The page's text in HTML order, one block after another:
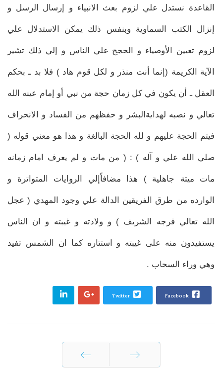
القاعدة نستدل علي لزوم بعث الانبياء و إرسال الرسل و
إنزال الكتب السماوية وبنفس ذلك يمكن الاستدلال علي
لزوم تعيين الأوصياء و الحجج علي الناس و إلي ذلك تشير
الآية الكريمة (إنما أنت منذر و لكل قوم هاد ) فلا بد ـ بحكم
العقل ـ أن يكون في كل زمان حجة من نبي أو إمام عينه الله
تعالي و نصبه لهداية‌البشر و حفظهم من الفساد و الانحراف
فيتم الحجة عليهم و لله الحجة البالغة و هذا هو معني قوله (
صلي الله علي و آله ) : ( من مات و لم يعرف امام زمانه
مات ميتة جاهلية ) هذا مضافاًإلي الروايات المتواترة و
الوارده من طرق الفريقين الدالة علي وجود المهدي ( عجل
الله تعالي فرجه الشريف ) و ولادته و غيبته و ان الناس
يستفيدون منه علی غيبته و استتاره كما ان الشمس تفيد
وهي وراء السحاب .